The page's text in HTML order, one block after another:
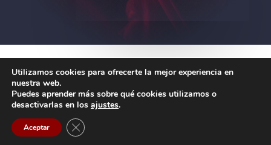
Copyright © 2026
Utilizamos cookies para ofrecerte la mejor experiencia en
nuestra web.
Puedes aprender más sobre qué cookies utilizamos o
desactivarlas en los ajustes.
Aceptar Cerrar el banner de cookies RGPD